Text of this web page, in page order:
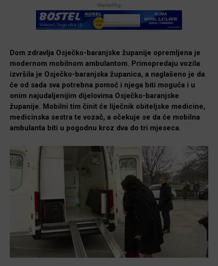
-Marketing-
Dom zdravlja Osječko-baranjske županije opremljena je
modernom mobilnom ambulantom. Primopredaju vozila
izvršila je Osječko-baranjska županica, a naglašeno je da
će od sada sva potrebna pomoć i njega biti moguća i u
onim najudaljenijim dijelovima Osječko-baranjske
županije. Mobilni tim činit će liječnik obiteljske medicine,
medicinska sestra te vozač, a očekuje se da će mobilna
ambulanta biti u pogodnu kroz dva do tri mjeseca.